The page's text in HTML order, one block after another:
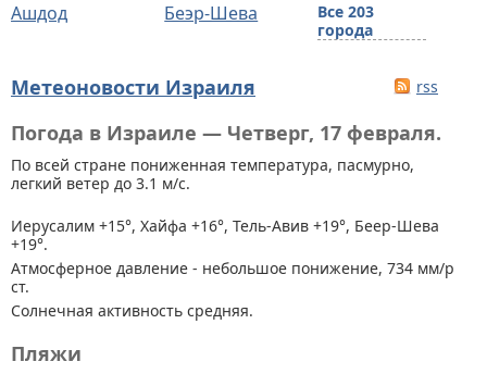
Ашдод
Беэр-Шева
Все 203
города
Метеоновости Израиля rss
Погода в Израиле — Четверг, 17 февраля.
По всей стране пониженная температура, пасмурно,
легкий ветер до 3.1 м/с.
Иерусалим +15°, Хайфа +16°, Тель-Авив +19°, Беер-Шева
+19°.
Атмосферное давление - небольшое понижение, 734 мм/р
ст.
Солнечная активность средняя.
Пляжи